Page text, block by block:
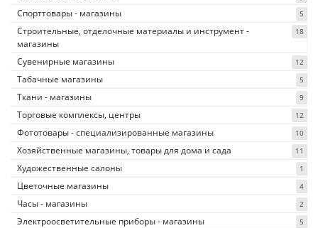
Спорттовары - магазины 5
Строительные, отделочные материалы и инструмент -
магазины
18
Сувенирные магазины 12
Табачные магазины 5
Ткани - магазины 9
Торговые комплексы, центры 12
Фототовары - специализированные магазины 10
Хозяйственные магазины, товары для дома и сада 11
Художественные салоны 1
Цветочные магазины 4
Часы - магазины 2
Электроосветительные приборы - магазины 5